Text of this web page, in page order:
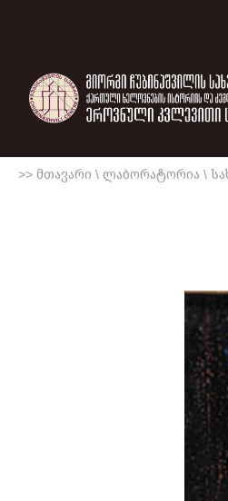
>> მთავარი \ ლაბორატორია \